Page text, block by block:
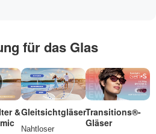
für das Glas
&Gleitsichtgläser
Nahtloser
Transitions®-
Gläser